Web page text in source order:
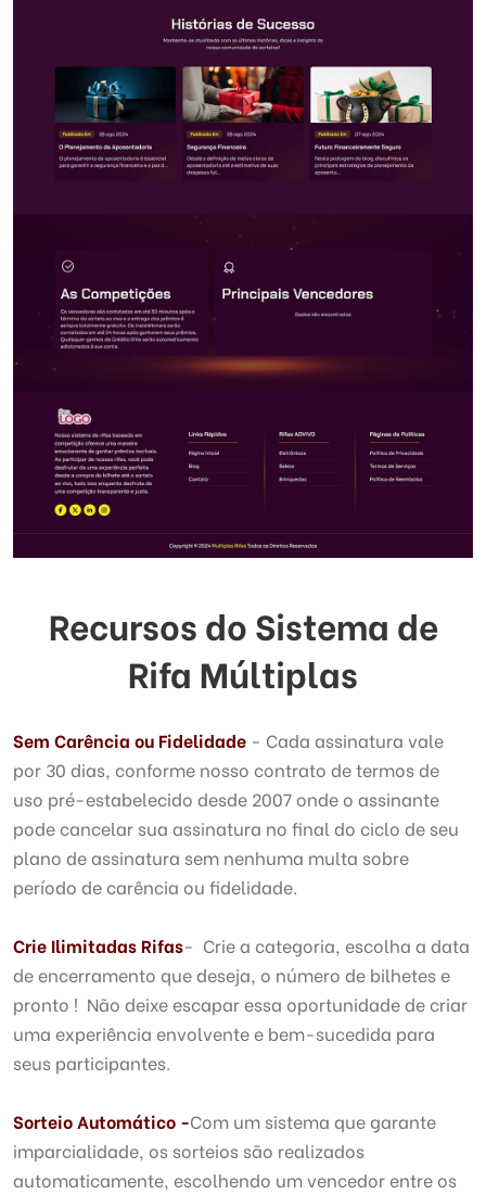
Recursos do Sistema de
Rifa Múltiplas
Sem Carência ou Fidelidade - Cada assinatura vale
por 30 dias, conforme nosso contrato de termos de
uso pré-estabelecido desde 2007 onde o assinante
pode cancelar sua assinatura no final do ciclo de seu
plano de assinatura sem nenhuma multa sobre
período de carência ou fidelidade.
Crie Ilimitadas Rifas- Crie a categoria, escolha a data
de encerramento que deseja, o número de bilhetes e
pronto ! Não deixe escapar essa oportunidade de criar
uma experiência envolvente e bem-sucedida para
seus participantes.
Sorteio Automático -Com um sistema que garante
imparcialidade, os sorteios são realizados
automaticamente, escolhendo um vencedor entre os